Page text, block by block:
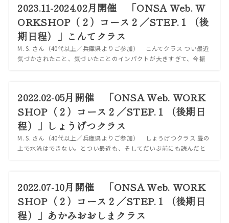
2023.11-2024.02月開催 「ONSA Web. W
ORKSHOP（２）コース２／STEP.１（後
期日程）」こんてクラス
M. S. さん（40代以上／兵庫県よりご参加） こんてクラス つい最近
気づかされたこと、気づいたことのインパクトが大きすぎて、今振
2022.02-05月開催 「ONSA Web. WORK
SHOP（２）コース２／STEP.１（後期日
程）」しょうげつクラス
M. S. さん（40代以上／兵庫県よりご参加） しょうげつクラス 畳の
上で水泳はできない。とつい最近も、そしてだいぶ前にも読んだと
2022.07-10月開催 「ONSA Web. WORK
SHOP（２）コース２／STEP.１（後期日
程）」あかみおおしまクラス